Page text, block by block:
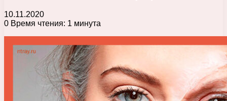
10.11.2020
0 Время чтения: 1 минута